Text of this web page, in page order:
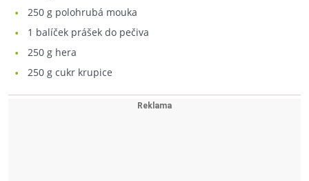
250 g polohrubá mouka
1 balíček prášek do pečiva
250 g hera
250 g cukr krupice